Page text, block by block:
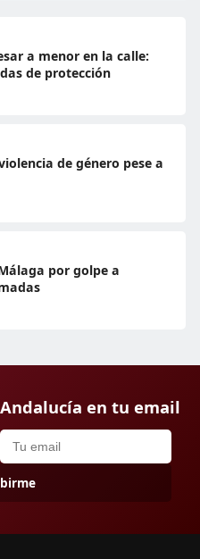
a menor en la calle:
de protección
de género pese a
por golpe a
en tu email